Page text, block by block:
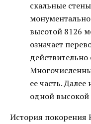
скальные
высотой 8126
означает
действительно
ее часть.
одной высокой
История покорения